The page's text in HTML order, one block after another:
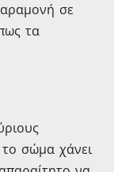
σε
τα
σώμα χάνει